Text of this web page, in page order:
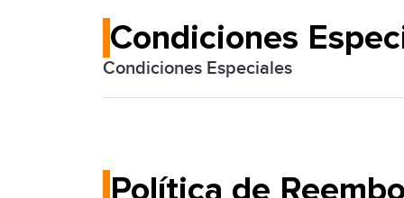
Condiciones
Condiciones Especiales